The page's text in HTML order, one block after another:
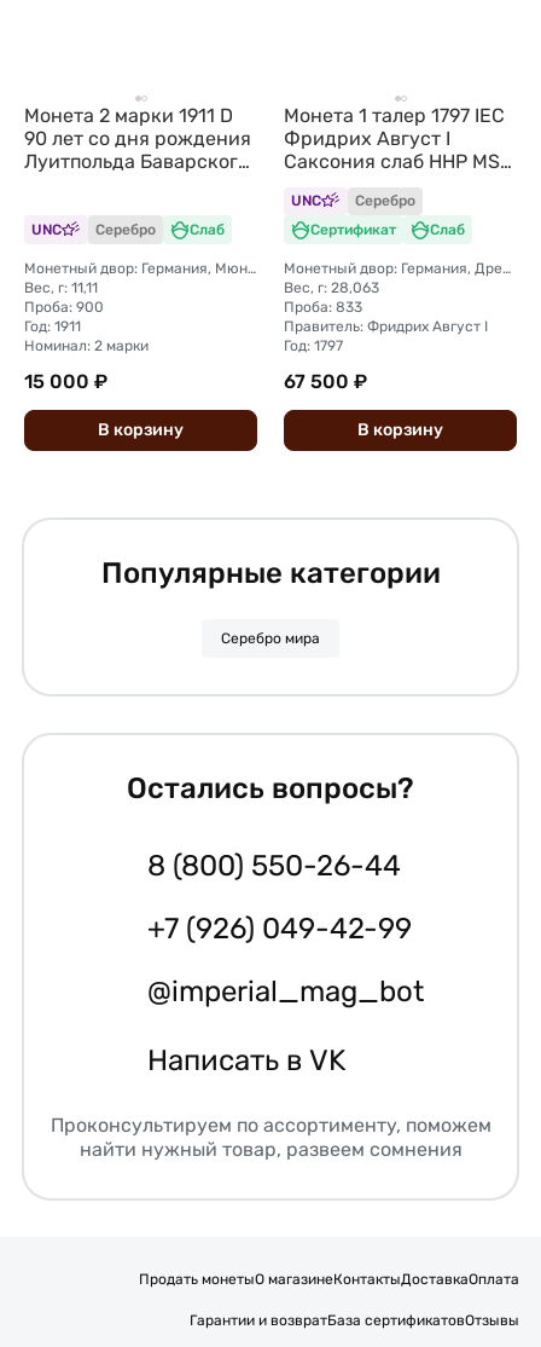
Монета 2 марки 1911 D
90 лет со дня рождения
Луитпольда Баварского
UNC Серебро Слаб
Монетный двор: Германия, Мюнхен
Вес, г: 11,11
Проба: 900
Год: 1911
Номинал: 2 марки
15 000 ₽
В корзину
Монета 1 талер 1797 IEC
Фридрих Август I
Саксония слаб ННР MS
UNC
Серебро
Сертификат
Слаб
Монетный двор: Германия, Дрезден
Вес, г: 28,063
Проба: 833
Правитель: Фридрих Август I
Год: 1797
67 500 ₽
В корзину
Популярные категории
Серебро мира
Остались вопросы?
8 (800) 550-26-44
+7 (926) 049-42-99
@imperial_mag_bot
Написать в VK
Проконсультируем по ассортименту, поможем
найти нужный товар, развеем сомнения
Продать монетыО магазинеКонтактыДоставкаОплата
Гарантии и возвратБаза сертификатовОтзывы